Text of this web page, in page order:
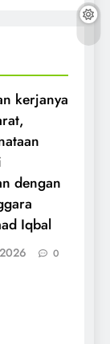
kerjanya
dengan
Iqbal
0